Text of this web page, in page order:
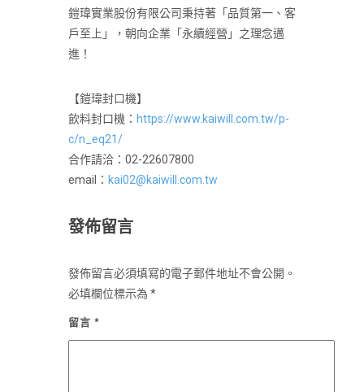
鎧瑋實業股份有限公司秉持著「品質第一、客
戶至上」，朝向企業「永續經營」之理念邁
進！
【鎧瑋封口機】
飲料封口機： https://www.kaiwill.com.tw/p-
c/n_eq21/
合作請洽：02-22607800
email： kai02@kaiwill.com.tw
發佈留言
發佈留言必須填寫的電子郵件地址不會公開。
必填欄位標示為 *
留言 *